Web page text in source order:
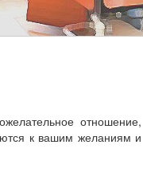
отношение,
к вашим желаниям и